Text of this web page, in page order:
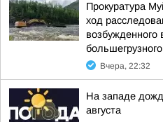
Прокуратура
ход
возбужденного
Вчера, 22:32
На западе
августа